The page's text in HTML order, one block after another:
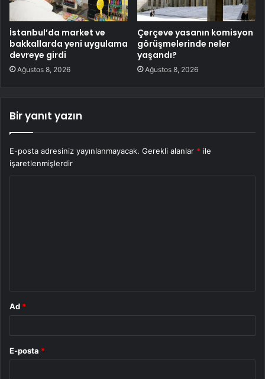
İstanbul’da market ve
bakkallarda yeni uygulama
devreye girdi
Ağustos 8, 2026
Çerçeve yasanın komisyon
görüşmelerinde neler
yaşandı?
Ağustos 8, 2026
Bir yanıt yazın
E-posta adresiniz yayınlanmayacak. Gerekli alanlar * ile
işaretlenmişlerdir
Ad *
E-posta *